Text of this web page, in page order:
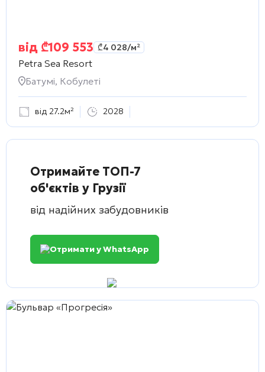
від ₾109 553 ₾4 028/м²
Petra Sea Resort
Батумі, Кобулеті
від 27.2м² 2028
Отримайте ТОП-7
об'єктів у Грузії
від надійних забудовників
Отримати у WhatsApp